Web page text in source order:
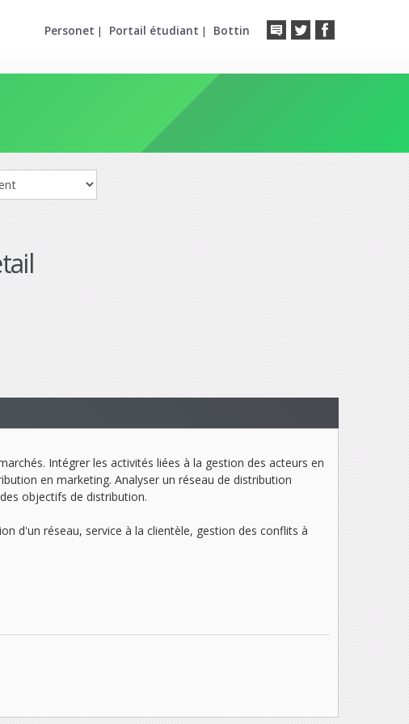
Personet | Portail étudiant | Bottin
Intégrer les activités liées à la gestion des acteurs en
en marketing. Analyser un réseau de distribution
objectifs de distribution.
d'un réseau, service à la clientèle, gestion des conflits à